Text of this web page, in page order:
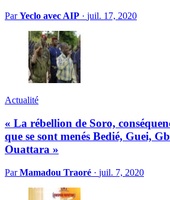
ParYeclo avec AIP · juil. 17, 2020
Actualité
« La rébellion de Soro,
que se sont menés Bedié, Guei,
Ouattara »
ParMamadou Traoré · juil. 7, 2020